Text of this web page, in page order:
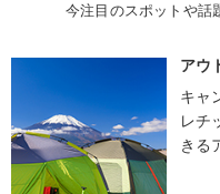
今注目のスポットや話
アウ
キャ
レチ
きる